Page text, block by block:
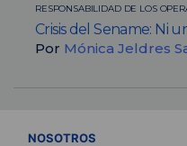
RESPONSABILIDAD DE LOS
Crisis del Sename: Ni
Por Mónica Jeldres
NOSOTROS